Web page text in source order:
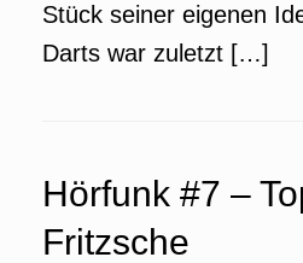
Stück seiner eigenen
Darts war zuletzt […]
Hörfunk #7 –
Fritzsche